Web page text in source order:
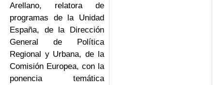
Arellano, relatora de
programas de la Unidad
España, de la Dirección
General de Política
Regional y Urbana, de la
Comisión Europea, con la
ponencia temática